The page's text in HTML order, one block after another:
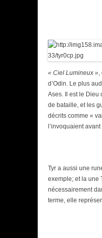
« Ciel Lumineux »,
d’Odin. Le plus
Ases. Il est le Dieu
de bataille, et les
décrits comme «
l’invoquaient
Tyr a aussi une
exemple; et la une
nécessairement
terme, elle